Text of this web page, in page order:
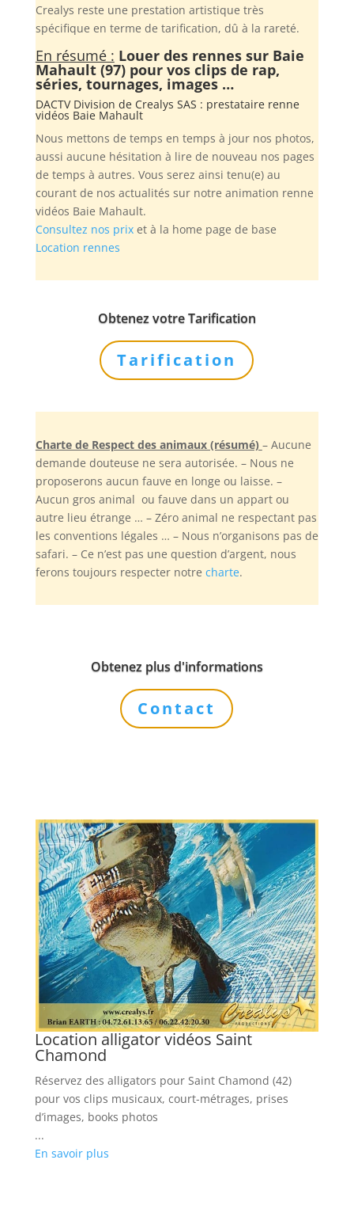
Crealys reste une prestation artistique très
spécifique en terme de tarification, dû à la rareté.
En résumé : Louer des rennes sur Baie
Mahault (97) pour vos clips de rap,
séries, tournages, images …
DACTV Division de Crealys SAS : prestataire renne
vidéos Baie Mahault
Nous mettons de temps en temps à jour nos photos,
aussi aucune hésitation à lire de nouveau nos pages
de temps à autres. Vous serez ainsi tenu(e) au
courant de nos actualités sur notre animation renne
vidéos Baie Mahault.
Consultez nos prixet à la home page de base
Location rennes
Obtenez votre Tarification
Tarification
Charte de Respect des animaux (résumé) – Aucune
demande douteuse ne sera autorisée. – Nous ne
proposerons aucun fauve en longe ou laisse. –
Aucun gros animal ou fauve dans un appart ou
autre lieu étrange … – Zéro animal ne respectant pas
les conventions légales … – Nous n’organisons pas de
safari. – Ce n’est pas une question d’argent, nous
ferons toujours respecter notre charte.
Obtenez plus d'informations
Contact
Location alligator vidéos Saint
Chamond
Réservez des alligators pour Saint Chamond (42)
pour vos clips musicaux, court-métrages, prises
d’images, books photos
...
En savoir plus